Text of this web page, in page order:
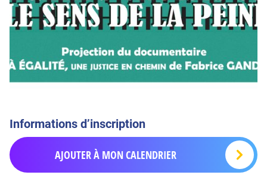
Informations d’inscription
AJOUTER À MON CALENDRIER